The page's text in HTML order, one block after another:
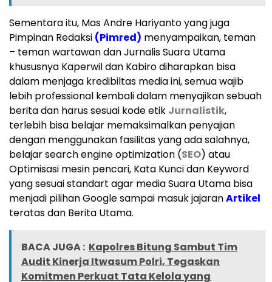
Sementara itu, Mas Andre Hariyanto yang juga
Pimpinan Redaksi (Pimred) menyampaikan, teman
– teman wartawan dan Jurnalis Suara Utama
khususnya Kaperwil dan Kabiro diharapkan bisa
dalam menjaga kredibiltas media ini, semua wajib
lebih professional kembali dalam menyajikan sebuah
berita dan harus sesuai kode etik Jurnalistik,
terlebih bisa belajar memaksimalkan penyajian
dengan menggunakan fasilitas yang ada salahnya,
belajar search engine optimization (SEO) atau
Optimisasi mesin pencari, Kata Kunci dan Keyword
yang sesuai standart agar media Suara Utama bisa
menjadi pilihan Google sampai masuk jajaranArtikel
teratas dan Berita Utama.
BACA JUGA : Kapolres Bitung Sambut Tim
Audit Kinerja Itwasum Polri, Tegaskan
Komitmen Perkuat Tata Kelola yang